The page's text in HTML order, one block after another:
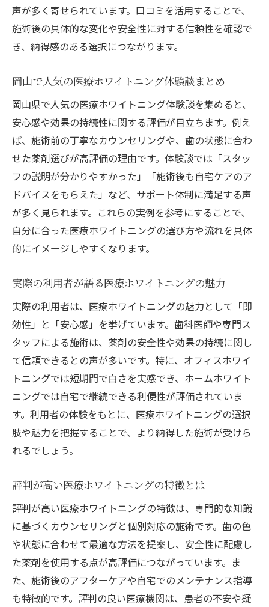
声が多く寄せられています。口コミを活用することで、
施術後の具体的な変化や安全性に対する信頼性を確認で
き、納得感のある選択につながります。
岡山で人気の医療ホワイトニング体験談まとめ
岡山県で人気の医療ホワイトニング体験談を集めると、
安心感や効果の持続性に関する評価が目立ちます。例え
ば、施術前の丁寧なカウンセリングや、歯の状態に合わ
せた薬剤選びが高評価の理由です。体験談では「スタッ
フの説明が分かりやすかった」「施術後も自宅ケアのア
ドバイスをもらえた」など、サポート体制に満足する声
が多く見られます。これらの実例を参考にすることで、
自分に合った医療ホワイトニングの選び方や流れを具体
的にイメージしやすくなります。
実際の利用者が語る医療ホワイトニングの魅力
実際の利用者は、医療ホワイトニングの魅力として「即
効性」と「安心感」を挙げています。歯科医師や専門ス
タッフによる施術は、薬剤の安全性や効果の持続に関し
て信頼できるとの声が多いです。特に、オフィスホワイ
トニングでは短期間で白さを実感でき、ホームホワイト
ニングでは自宅で継続できる利便性が評価されていま
す。利用者の体験をもとに、医療ホワイトニングの選択
肢や魅力を把握することで、より納得した施術が受けら
れるでしょう。
評判が高い医療ホワイトニングの特徴とは
評判が高い医療ホワイトニングの特徴は、専門的な知識
に基づくカウンセリングと個別対応の施術です。歯の色
や状態に合わせて最適な方法を提案し、安全性に配慮し
た薬剤を使用する点が高評価につながっています。ま
た、施術後のアフターケアや自宅でのメンテナンス指導
も特徴的です。評判の良い医療機関は、患者の不安や疑